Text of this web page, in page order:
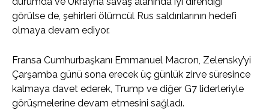
görülse de, şehirleri ölümcül Rus saldırılarının hedefi
olmaya devam ediyor.
Fransa Cumhurbaşkanı Emmanuel Macron, Zelensky’yi
Çarşamba günü sona erecek üç günlük zirve süresince
kalmaya davet ederek, Trump ve diğer G7 liderleriyle
görüşmelerine devam etmesini sağladı.